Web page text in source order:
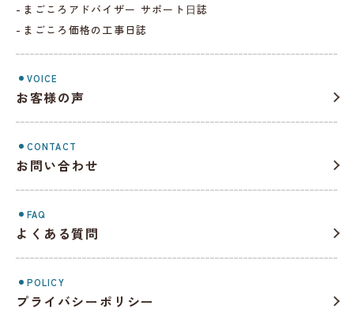
まごころアドバイザー サポート⽇誌
まごころ価格の工事日誌
VOICE
お客様の声
CONTACT
お問い合わせ
FAQ
よくある質問
POLICY
プライバシーポリシー